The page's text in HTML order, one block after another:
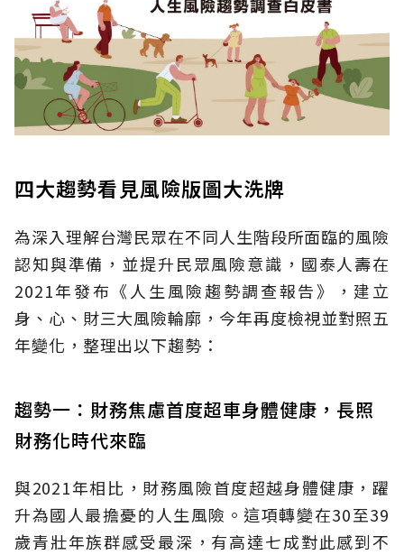
四大趨勢看見風險版圖大洗牌
為深入理解台灣民眾在不同人生階段所面臨的風險
認知與準備，並提升民眾風險意識，國泰人壽在
2021年發布《人生風險趨勢調查報告》，建立
身、心、財三大風險輪廓，今年再度檢視並對照五
年變化，整理出以下趨勢：
趨勢一：財務焦慮首度超車身體健康，長照
財務化時代來臨
與2021年相比，財務風險首度超越身體健康，躍
升為國人最擔憂的人生風險。這項轉變在30至39
歲青壯年族群感受最深，有高達七成對此感到不